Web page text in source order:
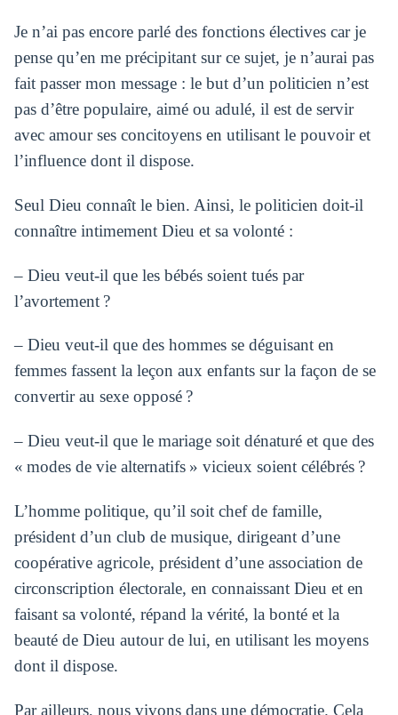
Je n’ai pas encore parlé des fonctions électives car je
pense qu’en me précipitant sur ce sujet, je n’aurai pas
fait passer mon message : le but d’un politicien n’est
pas d’être populaire, aimé ou adulé, il est de servir
avec amour ses concitoyens en utilisant le pouvoir et
l’influence dont il dispose.
Seul Dieu connaît le bien. Ainsi, le politicien doit-il
connaître intimement Dieu et sa volonté :
– Dieu veut-il que les bébés soient tués par
l’avortement ?
– Dieu veut-il que des hommes se déguisant en
femmes fassent la leçon aux enfants sur la façon de se
convertir au sexe opposé ?
– Dieu veut-il que le mariage soit dénaturé et que des
« modes de vie alternatifs » vicieux soient célébrés ?
L’homme politique, qu’il soit chef de famille,
président d’un club de musique, dirigeant d’une
coopérative agricole, président d’une association de
circonscription électorale, en connaissant Dieu et en
faisant sa volonté, répand la vérité, la bonté et la
beauté de Dieu autour de lui, en utilisant les moyens
dont il dispose.
Par ailleurs, nous vivons dans une démocratie. Cela